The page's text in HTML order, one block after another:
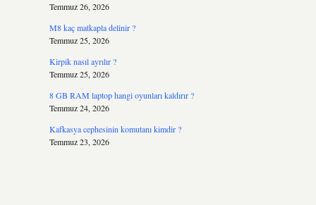
Temmuz 26, 2026
M8 kaç matkapla delinir ?
Temmuz 25, 2026
Kirpik nasıl ayrılır ?
Temmuz 25, 2026
8 GB RAM laptop hangi oyunları kaldırır ?
Temmuz 24, 2026
Kafkasya cephesinin komutanı kimdir ?
Temmuz 23, 2026